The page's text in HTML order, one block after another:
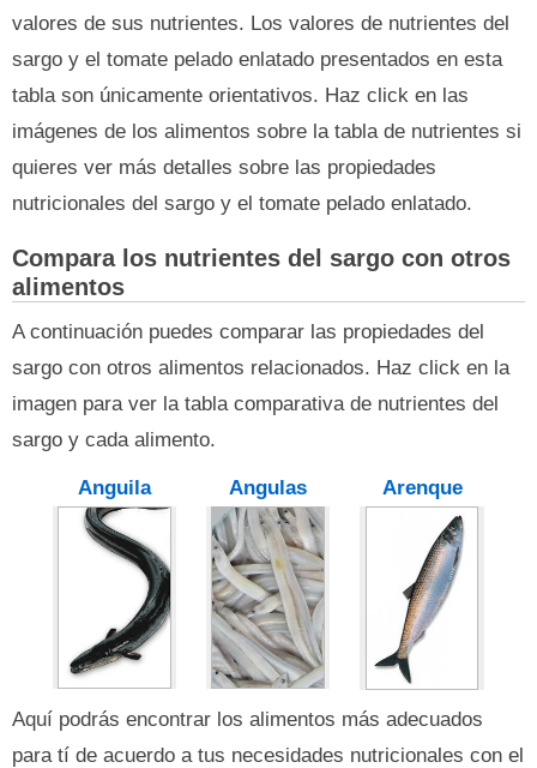
valores de sus nutrientes. Los valores de nutrientes del
sargo y el tomate pelado enlatado presentados en esta
tabla son únicamente orientativos. Haz click en las
imágenes de los alimentos sobre la tabla de nutrientes si
quieres ver más detalles sobre las propiedades
nutricionales del sargo y el tomate pelado enlatado.
Compara los nutrientes del sargo con otros
alimentos
A continuación puedes comparar las propiedades del
sargo con otros alimentos relacionados. Haz click en la
imagen para ver la tabla comparativa de nutrientes del
sargo y cada alimento.
Anguila Angulas Arenque
Aquí podrás encontrar los alimentos más adecuados
para tí de acuerdo a tus necesidades nutricionales con el